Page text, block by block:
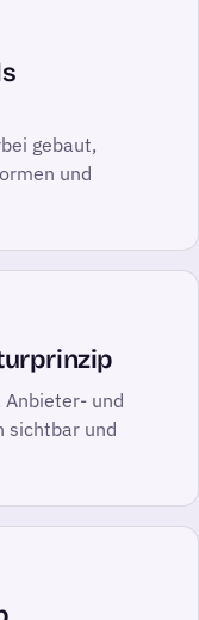
gebaut,
und
Anbieter- und
sichtbar und